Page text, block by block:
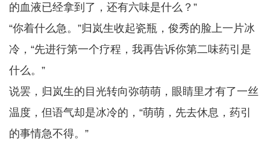
的血液已经拿到了，还有六味是什么？”
“你着什么急。”归岚生收起瓷瓶，俊秀的脸上一片冰
冷，“先进行第一个疗程，我再告诉你第二味药引是
什么。”
说罢，归岚生的目光转向弥萌萌，眼睛里才有了一丝
温度，但语气却是冰冷的，“萌萌，先去休息，药引
的事情急不得。”